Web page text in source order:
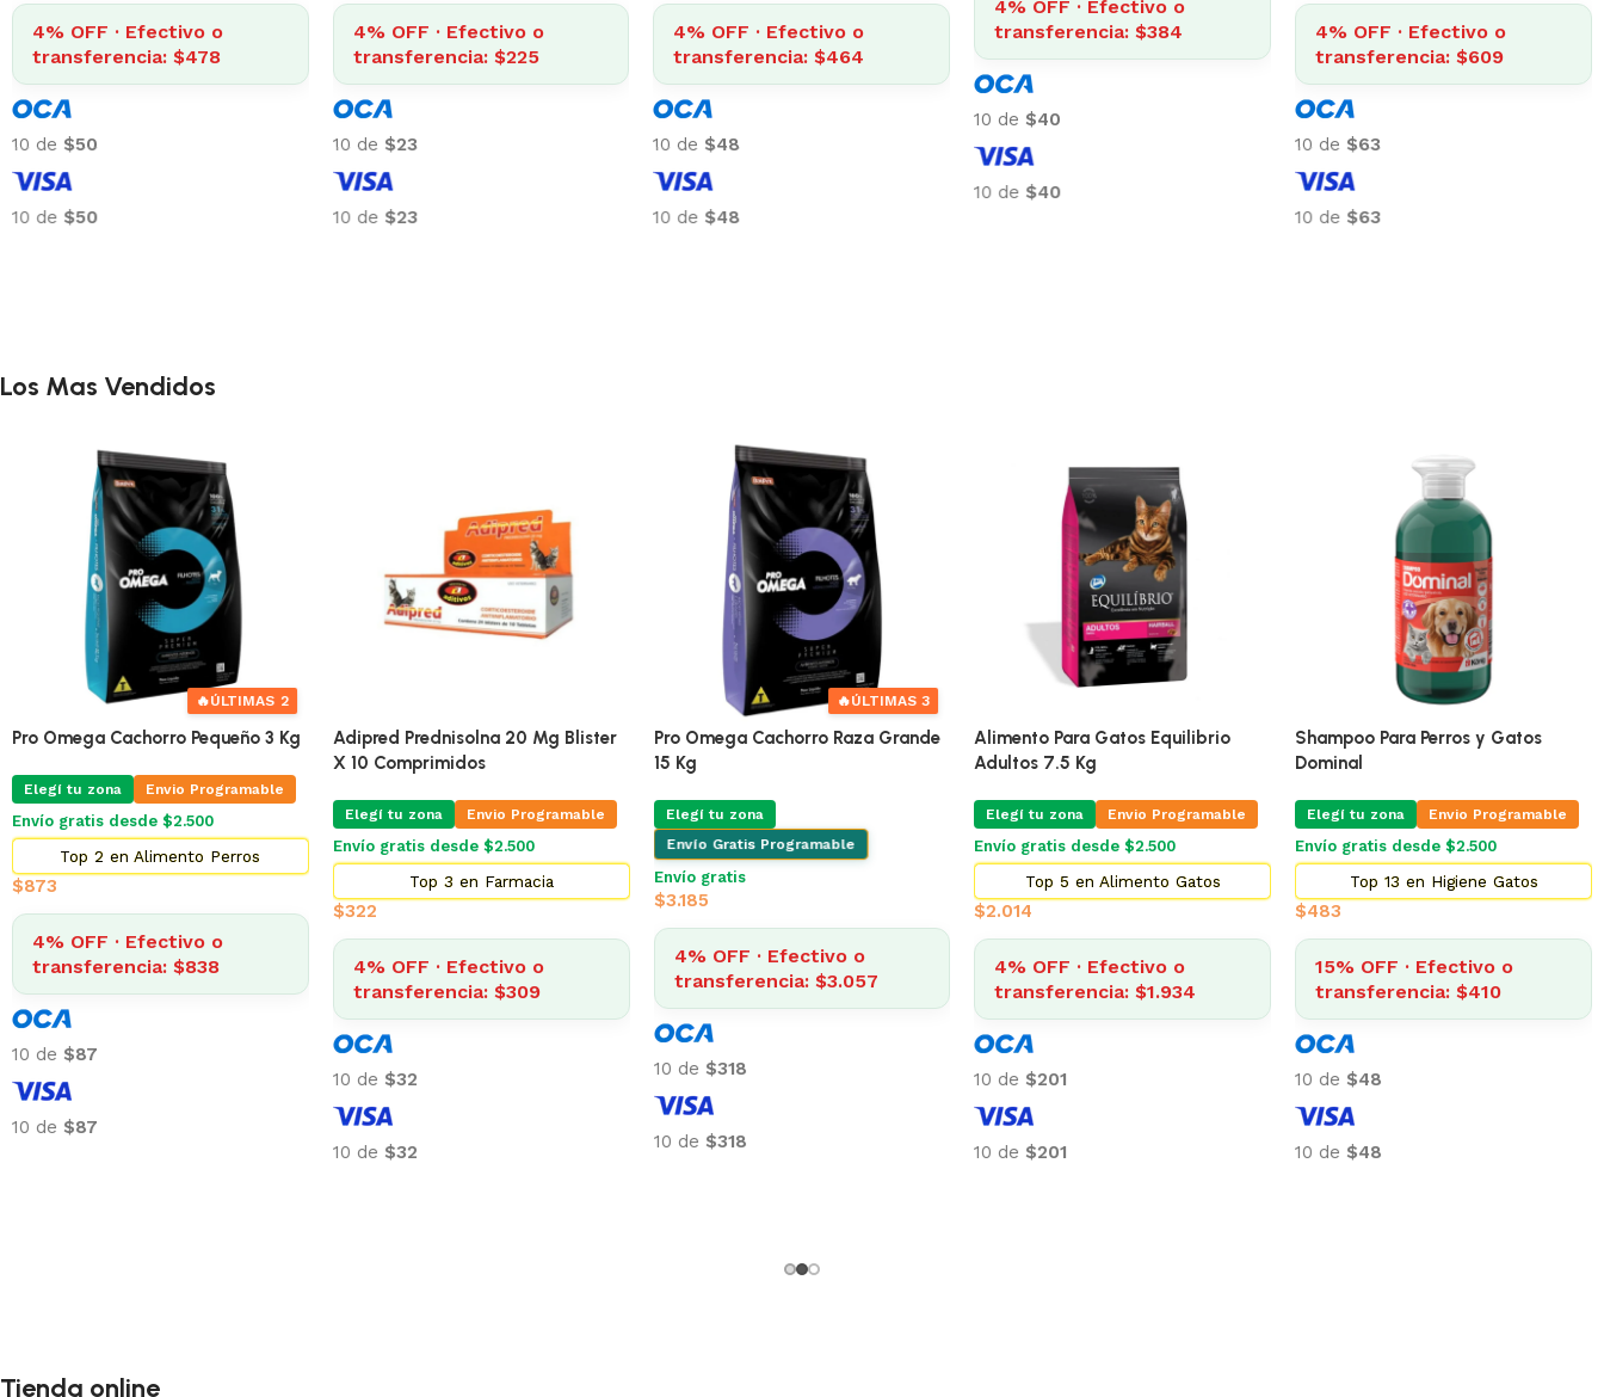
4% OFF · Efectivo o
transferencia: $478
10 de $50
10 de $50
4% OFF · Efectivo o
transferencia: $225
10 de $23
10 de $23
4% OFF · Efectivo o
transferencia: $464
10 de $48
10 de $48
4% OFF · Efectivo o
transferencia: $384
10 de $40
10 de $40
4% OFF · Efectivo o
transferencia: $609
10 de $63
10 de $63
Los Mas Vendidos
🔥ÚLTIMAS 2
Pro Omega Cachorro Pequeño 3 Kg
Elegí tu zona Envio Programable
Envío gratis desde $2.500
Top 2 en Alimento Perros
$873
4% OFF · Efectivo o
transferencia: $838
10 de $87
10 de $87
Adipred Prednisolna 20 Mg Blister
X 10 Comprimidos
Elegí tu zona Envio Programable
Envío gratis desde $2.500
Top 3 en Farmacia
$322
4% OFF · Efectivo o
transferencia: $309
10 de $32
10 de $32
🔥ÚLTIMAS 3
Pro Omega Cachorro Raza Grande
15 Kg
Elegí tu zona
Envío Gratis Programable
Envío gratis
$3.185
4% OFF · Efectivo o
transferencia: $3.057
10 de $318
10 de $318
Alimento Para Gatos Equilibrio
Adultos 7.5 Kg
Elegí tu zona Envio Programable
Envío gratis desde $2.500
Top 5 en Alimento Gatos
$2.014
4% OFF · Efectivo o
transferencia: $1.934
10 de $201
10 de $201
Shampoo Para Perros y Gatos
Dominal
Elegí tu zona Envio Programable
Envío gratis desde $2.500
Top 13 en Higiene Gatos
$483
15% OFF · Efectivo o
transferencia: $410
10 de $48
10 de $48
Tienda online